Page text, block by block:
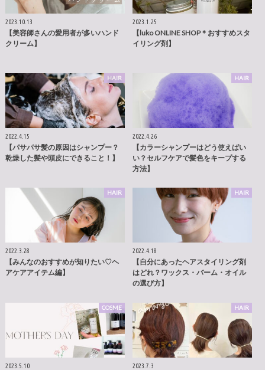
2023.10.13
【美容師さんの愛用者が多いハンド
クリーム】
2023.1.25
【luko ONLINE SHOP＊おすすめスタ
イリング剤】
HAIR
2022.4.15
【パサパサ髪の原因はシャンプー？
乾燥した髪や頭皮にできること！】
HAIR
2022.4.26
【カラーシャンプーはどう使えばい
い？セルフケアで髪色をキープする
方法】
HAIR
2022.3.28
【みんなのおすすめが知りたい♡ヘ
アケアアイテム編】
HAIR
2022.4.18
【自分にあったヘアスタイリング剤
はどれ？ワックス・バーム・オイル
の選び方】
COSME
2023.5.10
HAIR
2023.7.3